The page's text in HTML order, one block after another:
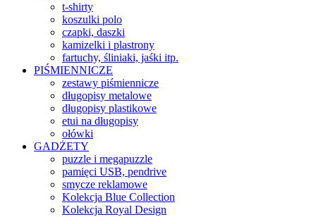
t-shirty
koszulki polo
czapki, daszki
kamizelki i plastrony
fartuchy, śliniaki, jaśki itp.
PIŚMIENNICZE
zestawy piśmiennicze
długopisy metalowe
długopisy plastikowe
etui na długopisy
ołówki
GADŻETY
puzzle i megapuzzle
pamięci USB, pendrive
smycze reklamowe
Kolekcja Blue Collection
Kolekcja Royal Design